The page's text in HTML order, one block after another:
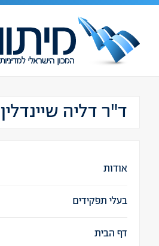
ד"ר דליה שיינדלין
אודות
בעלי תפקידים
דף הבית